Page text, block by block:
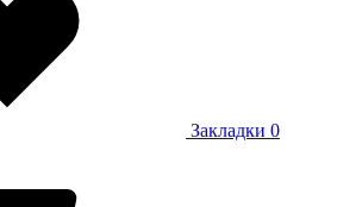
Закладки 0